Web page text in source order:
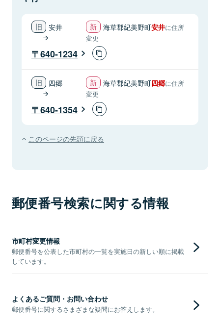
安井 海草郡紀美野町安井に住所
変更
640-1234
四郷 海草郡紀美野町四郷に住所
変更
640-1354
このページの先頭に戻る
郵便番号検索に関する情報
市町村変更情報
郵便番号を公表した市町村の一覧を実施日の新しい順に掲載
しています。
よくあるご質問・お問い合わせ
郵便番号に関するさまざまな疑問にお答えします。